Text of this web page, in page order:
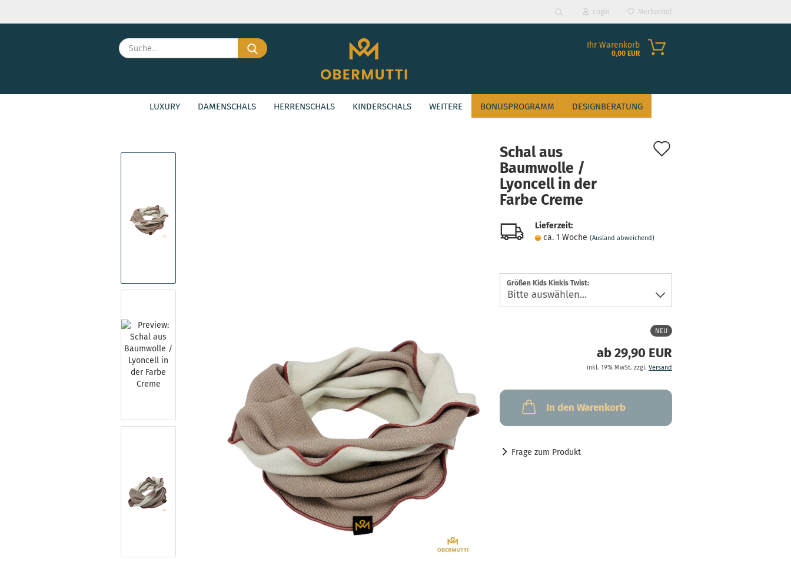
Suche...
Login
Passwort
Konto erstellen
Passwort vergessen?
Merkzettel
Suche... Ihr Warenkorb
0,00 EUR
LUXURY DAMENSCHALS HERRENSCHALS KINDERSCHALS BONUSPROGRAMM DESIGNBERATUNG
WEITERE
Schal aus
Baumwolle /
Lyoncell in der
Farbe Creme
Lieferzeit:
ca. 1 Woche (Ausland abweichend)
Größen Kids Kinkis Twist:
NEU
ab 29,90 EUR
inkl. 19% MwSt. zzgl. Versand
In den Warenkorb
Frage zum Produkt